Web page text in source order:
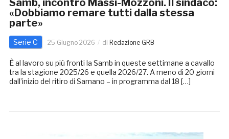
Samb, incontro Massi-Mozzoni. Il sindaco:
«Dobbiamo remare tutti dalla stessa
parte»
Serie C 25 Giugno 2026 di Redazione GRB
È al lavoro su più fronti la Samb in queste settimane a cavallo
tra la stagione 2025/26 e quella 2026/27. A meno di 20 giorni
dall’inizio del ritiro di Sarnano – in programma dal 18 […]